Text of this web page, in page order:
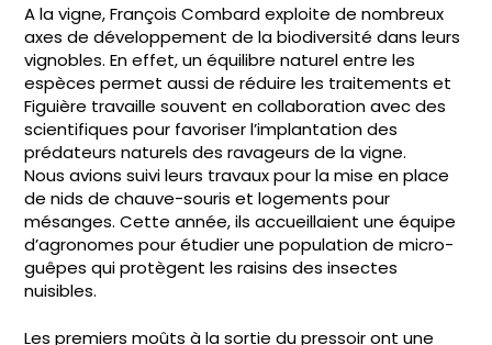
A la vigne, François Combard exploite de nombreux
axes de développement de la biodiversité dans leurs
vignobles. En effet, un équilibre naturel entre les
espèces permet aussi de réduire les traitements et
Figuière travaille souvent en collaboration avec des
scientifiques pour favoriser l’implantation des
prédateurs naturels des ravageurs de la vigne.
Nous avions suivi leurs travaux pour la mise en place
de nids de chauve-souris et logements pour
mésanges. Cette année, ils accueillaient une équipe
d’agronomes pour étudier une population de micro-
guêpes qui protègent les raisins des insectes
nuisibles.
Les premiers moûts à la sortie du pressoir ont une